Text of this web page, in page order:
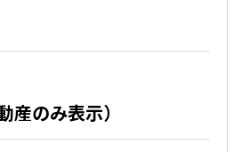
のみ表示）